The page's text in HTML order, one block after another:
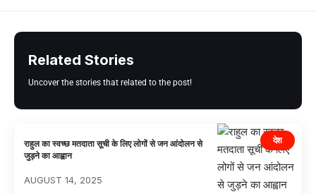
Related Stories
Uncover the stories that related to the post!
देश
राहुल का स्वच्छ मतदाता सूची के लिए लोगों से जन आंदोलन से
जुड़ने का आह्वान
AUGUST 14, 2025